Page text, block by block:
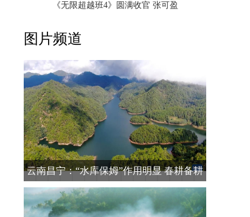
《无限超越班4》圆满收官 张可盈
图片频道
云南昌宁：“水库保姆”作用明显 春耕备耕
有